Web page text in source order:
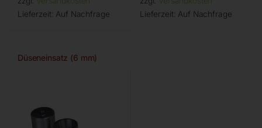
Lieferzeit: Auf Nachfrage
Lieferzeit: Auf Nachfrage
Düseneinsatz (6 mm)